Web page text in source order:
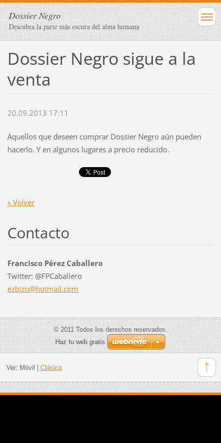
Dossier Negro
Descubra la parte más oscura del alma humana
Dossier Negro sigue a la
venta
20.09.2013 17:11
Aquellos que deseen comprar Dossier Negro aún pueden
hacerlo. Y en algunos lugares a precio reducido.
« Volver
Contacto
Francisco Pérez Caballero
Twitter: @FPCaballero
ezbizo@hotmail.com
© 2011 Todos los derechos reservados.
Haz tu web gratis
Ver: Móvil Clásica